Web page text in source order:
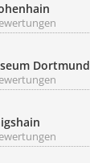
Dortmund